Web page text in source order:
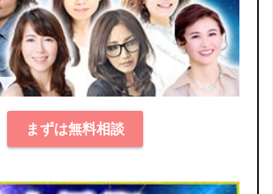
まずは無料相談